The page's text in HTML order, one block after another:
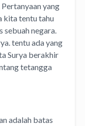
yang
kita tentu tahu
negara.
tentu ada yang
Surya berakhir
tetangga
adalah batas